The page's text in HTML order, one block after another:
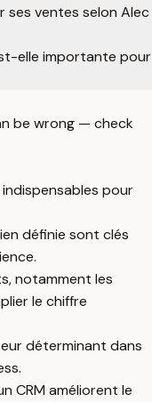
ses ventes selon Alec
elle importante pour
be wrong — check
pour
définie sont clés
notamment les
le chiffre
déterminant dans
CRM améliorent le